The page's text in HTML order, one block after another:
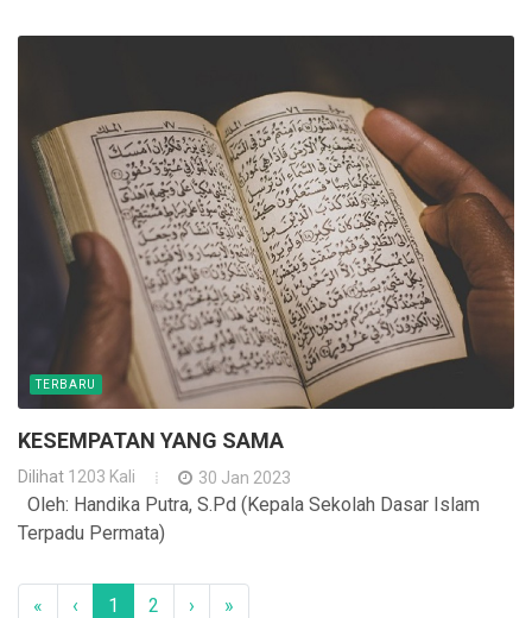
TERBARU
KESEMPATAN YANG SAMA
Dilihat 1203 Kali 30 Jan 2023
Oleh: Handika Putra, S.Pd (Kepala Sekolah Dasar Islam
Terpadu Permata)
« ‹ 1 2 › »